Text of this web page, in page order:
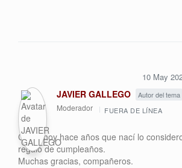
10 May
JAVIER GALLEGO Autor del tema
Moderador FUERA DE LÍNEA
Como hoy hace años que nací lo
regalo de cumpleaños.
Muchas gracias, compañeros.